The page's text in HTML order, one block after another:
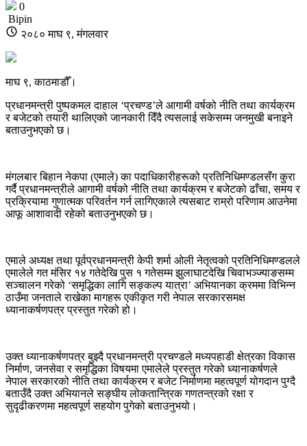
0
Bipin
२०८० माघ ९, मंगलवार
माघ ९, काठमाडौँ।
प्रधानमन्त्री पुष्पकमल दाहाल ‘प्रचण्ड’ले आगामी वर्षको नीति तथा कार्यक्रम
र बजेटको तयारी थालिएको जानकारी दिँदै त्यसलाई सकेसम्म जनमुखी बनाइने
बताउनुभएको छ।
मंगलबार बिहान नेकपा (एमाले) का पदाधिकारीहरूको प्रतिनिधिमण्डलसँग कुरा
गर्दै प्रधानमन्त्रीले आगामी वर्षको नीति तथा कार्यक्रम र बजेटको ढाँचा, समय र
प्रक्रियामा गुणात्मक परिवर्तन गर्न लागिएकाले त्यसबाट राम्रो परिणाम आउनेमा
आफू आशावादी रहेको बताउनुभएको छ।
एमाले अध्यक्ष तथा पूर्वप्रधानमन्त्री केपी शर्मा ओली नेतृत्वको प्रतिनिधिमण्डलले
एमालेले गत मंसिर १४ गतेदेखि पुस १ गतेसम्म झुलाघाटदेखि चिवाभञ्ज्याङसम्म
सञ्चालन गरेको ‘समृद्धिका लागि सङ्कल्प यात्रा’ अभियानका क्रममा विभिन्न
ठाउँमा जनताले राखेका मागहरू एकीकृत गरी नेपाल सरकारसमक्ष
ध्यानाकर्षणपत्र प्रस्तुत गरेको हो।
उक्त ध्यानाकर्षणपत्र बुझ्दै प्रधानमन्त्री प्रचण्डले मध्यपहाडी क्षेत्रका विकास
निर्माण, जनसेवा र समृद्धिका विषयमा एमालेले प्रस्तुत गरेको ध्यानाकर्षणले
नेपाल सरकारको नीति तथा कार्यक्रम र बजेट निर्माणमा महत्वपूर्ण योगदान पुग्दै
बताउँदै उक्त अभियानले सङ्घीय लोकतान्त्रिक गणतन्त्रको रक्षा र
सुदृढीकरणमा महत्वपूर्ण सहयोग पुगेको बताउनुभयो।